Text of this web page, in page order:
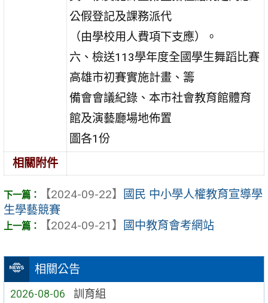
相關公告
2026-08-06 訓育組
公假登記及課務派代
（由學校用人費項下支應）。
六、檢送113學年度全國學生舞蹈比賽
高雄市初賽實施計畫、籌
備會會議紀錄、本市社會教育館體育
館及演藝廳場地佈置
圖各1份
相關附件
【2024-09-22】
國民 中小學人權教育宣導學
生學藝競賽
【2024-09-21】
國中教育會考網站